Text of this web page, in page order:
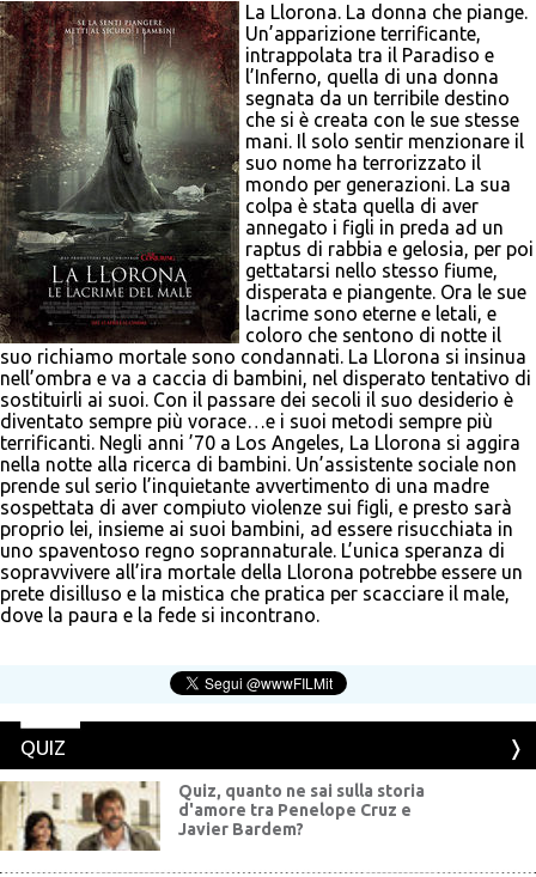
La Llorona. La donna che piange.
Un’apparizione terrificante,
intrappolata tra il Paradiso e
l’Inferno, quella di una donna
segnata da un terribile destino
che si è creata con le sue stesse
mani. Il solo sentir menzionare il
suo nome ha terrorizzato il
mondo per generazioni. La sua
colpa è stata quella di aver
annegato i figli in preda ad un
raptus di rabbia e gelosia, per poi
gettatarsi nello stesso fiume,
disperata e piangente. Ora le sue
lacrime sono eterne e letali, e
coloro che sentono di notte il
suo richiamo mortale sono condannati. La Llorona si insinua
nell’ombra e va a caccia di bambini, nel disperato tentativo di
sostituirli ai suoi. Con il passare dei secoli il suo desiderio è
diventato sempre più vorace…e i suoi metodi sempre più
terrificanti. Negli anni ’70 a Los Angeles, La Llorona si aggira
nella notte alla ricerca di bambini. Un’assistente sociale non
prende sul serio l’inquietante avvertimento di una madre
sospettata di aver compiuto violenze sui figli, e presto sarà
proprio lei, insieme ai suoi bambini, ad essere risucchiata in
uno spaventoso regno soprannaturale. L’unica speranza di
sopravvivere all’ira mortale della Llorona potrebbe essere un
prete disilluso e la mistica che pratica per scacciare il male,
dove la paura e la fede si incontrano.
QUIZ
Quiz, quanto ne sai sulla storia
d'amore tra Penelope Cruz e
Javier Bardem?